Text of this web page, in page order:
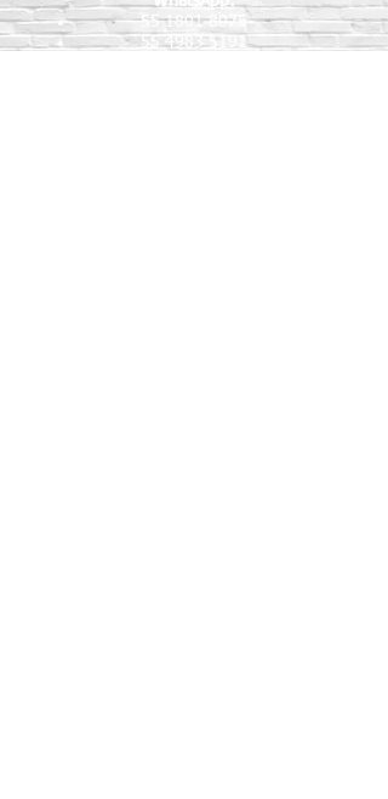
55 1801 8075
55 4983 5191